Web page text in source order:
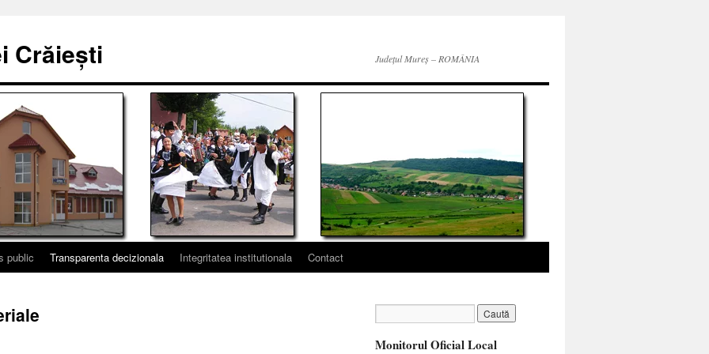
Crăiești Județul Mureș – ROMÂNIA
public Transparenta decizionala Integritatea institutionala Contact
Monitorul Oficial Local